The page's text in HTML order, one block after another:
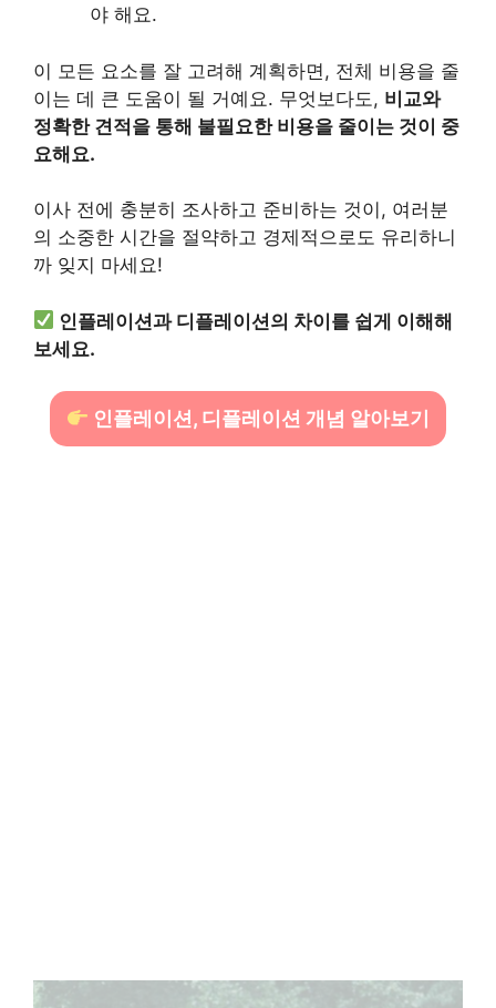
야 해요.
이 모든 요소를 잘 고려해 계획하면, 전체 비용을 줄
이는 데 큰 도움이 될 거예요. 무엇보다도, 비교와
정확한 견적을 통해 불필요한 비용을 줄이는 것이 중
요해요.
이사 전에 충분히 조사하고 준비하는 것이, 여러분
의 소중한 시간을 절약하고 경제적으로도 유리하니
까 잊지 마세요!
인플레이션과 디플레이션의 차이를 쉽게 이해해
보세요.
인플레이션, 디플레이션 개념 알아보기